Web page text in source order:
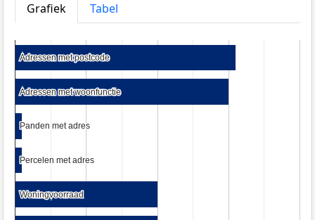
Grafiek
Tabel
Adressen met postcode
Adressen met postcode
Adressen met woonfunctie
Adressen met woonfunctie
Panden met adres
Panden met adres
Percelen met adres
Percelen met adres
Woningvoorraad
Woningvoorraad